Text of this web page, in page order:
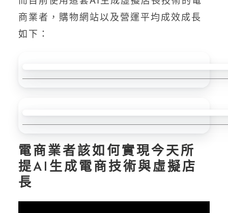
商業者，購物網站以及營運平均成效成長
如下：
電商業者該如何實現今天所
提AI生成電商技術與虛擬店
長